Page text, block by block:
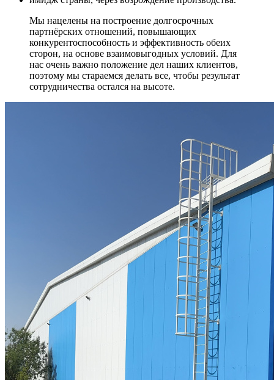
Мы нацелены на построение долгосрочных
партнёрских отношений, повышающих
конкурентоспособность и эффективность обеих
сторон, на основе взаимовыгодных условий. Для
нас очень важно положение дел наших клиентов,
поэтому мы стараемся делать все, чтобы результат
сотрудничества остался на высоте.